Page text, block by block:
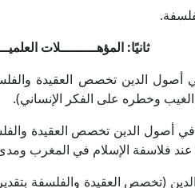
ثانيًا: المؤهـــــــــلات
أصول الدين تخصص العقيدة
فلاسفة الإسلام في المغرب ومدى
(تخصص العقيدة والفلسفة